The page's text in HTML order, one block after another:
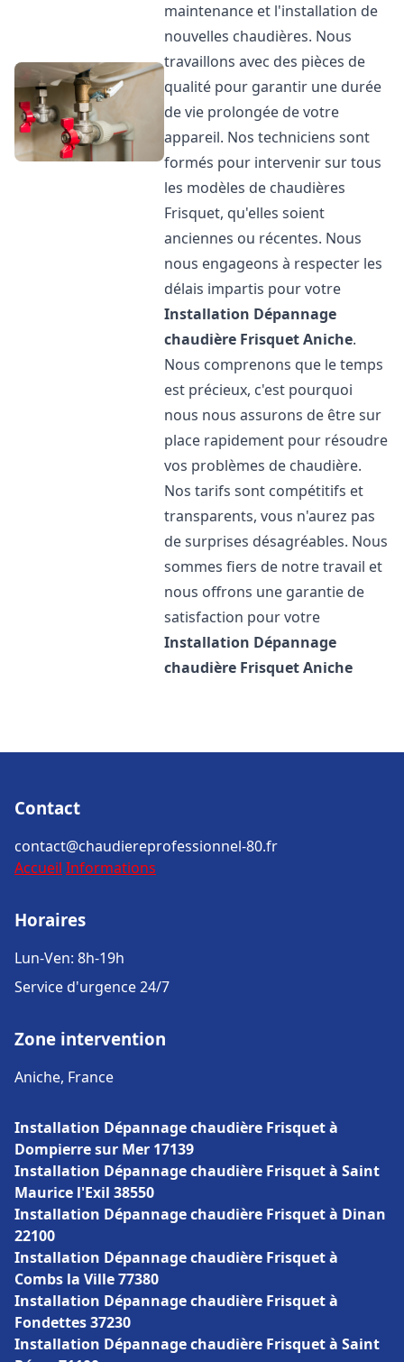
maintenance et l'installation de
nouvelles chaudières. Nous
travaillons avec des pièces de
qualité pour garantir une durée
de vie prolongée de votre
appareil. Nos techniciens sont
formés pour intervenir sur tous
les modèles de chaudières
Frisquet, qu'elles soient
anciennes ou récentes. Nous
nous engageons à respecter les
délais impartis pour votre
Installation Dépannage
chaudière FrisquetAniche.
Nous comprenons que le temps
est précieux, c'est pourquoi
nous nous assurons de être sur
place rapidement pour résoudre
vos problèmes de chaudière.
Nos tarifs sont compétitifs et
transparents, vous n'aurez pas
de surprises désagréables. Nous
sommes fiers de notre travail et
nous offrons une garantie de
satisfaction pour votre
Installation Dépannage
chaudière FrisquetAniche
Contact
contact@chaudiereprofessionnel-80.fr
Accueil Informations
Horaires
Lun-Ven: 8h-19h
Service d'urgence 24/7
Zone intervention
Aniche, France
Installation Dépannage chaudière Frisquet à
Dompierre sur Mer 17139
Installation Dépannage chaudière Frisquet à Saint
Maurice l'Exil 38550
Installation Dépannage chaudière Frisquet à Dinan
22100
Installation Dépannage chaudière Frisquet à
Combs la Ville 77380
Installation Dépannage chaudière Frisquet à
Fondettes 37230
Installation Dépannage chaudière Frisquet à Saint